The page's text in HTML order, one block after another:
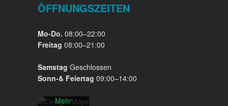
ÖFFNUNGSZEITEN
Mo-Do. 08:00–22:00
Freitag 08:00–21:00
Samstag Geschlossen
Sonn-& Feiertag 09:00–14:00
Laden der
Karte
akzeptieren
Datenschutzerklärung
von
Mehr